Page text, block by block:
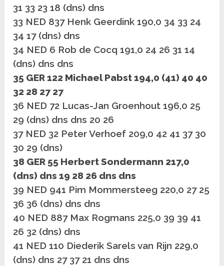
31 33 23 18 (dns) dns
33 NED 837 Henk Geerdink 190,0 34 33 24
34 17 (dns) dns
34 NED 6 Rob de Cocq 191,0 24 26 31 14
(dns) dns dns
35 GER 122 Michael Pabst 194,0 (41) 40 40
32 28 27 27
36 NED 72 Lucas-Jan Groenhout 196,0 25
29 (dns) dns dns 20 26
37 NED 32 Peter Verhoef 209,0 42 41 37 30
30 29 (dns)
38 GER 55 Herbert Sondermann 217,0
(dns) dns 19 28 26 dns dns
39 NED 941 Pim Mommersteeg 220,0 27 25
36 36 (dns) dns dns
40 NED 887 Max Rogmans 225,0 39 39 41
26 32 (dns) dns
41 NED 110 Diederik Sarels van Rijn 229,0
(dns) dns 27 37 21 dns dns